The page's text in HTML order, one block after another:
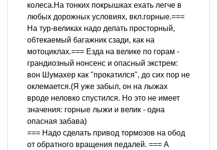
колеса.На тонких покрышках ехать легче в
любых дорожных условиях, вкл.горные.===
На тур-великах надо делать просторный,
обтекаемый багажник сзади, как на
мотоциклах.=== Езда на велике по горам -
грандиозный нонсенс и опасный экстрем:
вон Шумахер как "прокатился", до сих пор не
оклемается.(Я уже забыл, он на лыжах
вроде неловко спустился. Но это не имеет
значения: горные лыжи и велик - одна
опасная забава)
=== Надо сделать привод тормозов на обод
от обратного вращения педалей. === А